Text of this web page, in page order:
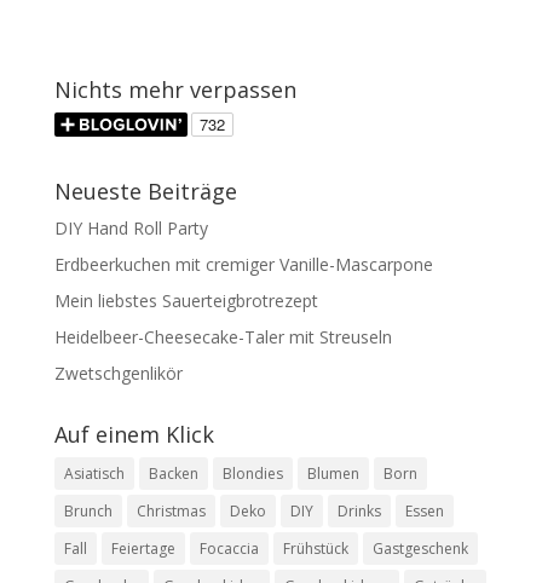
Nichts mehr verpassen
Neueste Beiträge
DIY Hand Roll Party
Erdbeerkuchen mit cremiger Vanille-Mascarpone
Mein liebstes Sauerteigbrotrezept
Heidelbeer-Cheesecake-Taler mit Streuseln
Zwetschgenlikör
Auf einem Klick
Asiatisch Backen Blondies Blumen
Born
Brunch
Christmas Deko DIY Drinks
Essen
Fall
Feiertage Focaccia Frühstück
Gastgeschenk